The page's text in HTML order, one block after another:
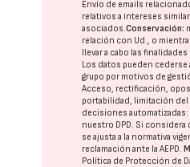
Envío de emails
relativos a intereses
asociados.Conservación:
relación con Ud., o
llevar a cabo las
Los datos pueden cederse
grupo por motivos de
Acceso, rectificación,
portabilidad, limitación del
decisiones automatizadas:
nuestro DPD. Si considera
se ajusta a la normativa
reclamación ante laAEPD.
Política de Protección de